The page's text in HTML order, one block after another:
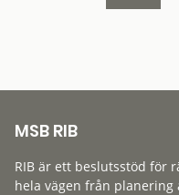
MSB RIB
RIB är ett beslutsstöd för
hela vägen från